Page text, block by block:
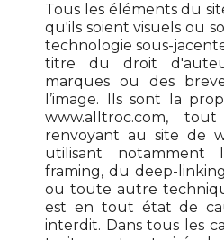
Tous les éléments du
qu'ils soient visuels ou
technologie sous-
titre du droit
marques ou des
l’image. Ils sont la
www.alltroc.com,
renvoyant au site de
utilisant notamment
framing, du deep-
ou toute autre
est en tout état de
interdit. Dans tous les